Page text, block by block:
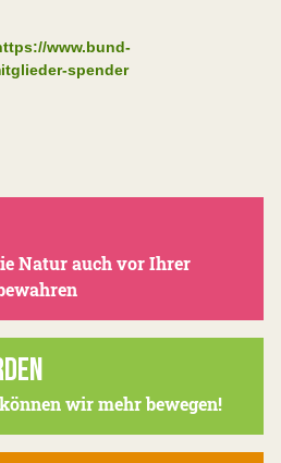
www.bund-
spender
Natur auch vor Ihrer
wir mehr bewegen!